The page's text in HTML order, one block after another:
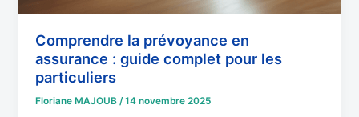
Comprendre la prévoyance en
assurance : guide complet pour les
particuliers
Floriane MAJOUB/14 novembre 2025